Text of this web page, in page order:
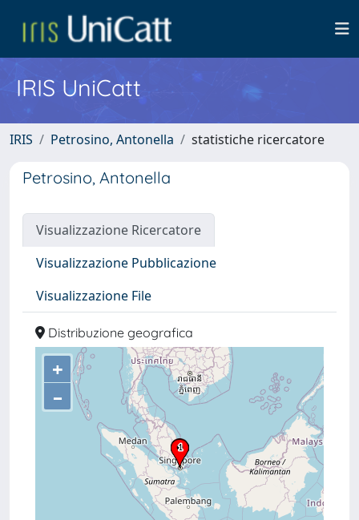
IRIS UniCatt
IRIS Petrosino, Antonella statistiche ricercatore
Petrosino, Antonella
Visualizzazione Ricercatore
Visualizzazione Pubblicazione
Visualizzazione File
Distribuzione geografica
+
–